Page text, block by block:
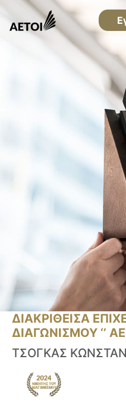
ΔΙΑΚΡΙΘΕΙΣΑ
ΔΙΑΓΩΝΙΣΜΟΥ ‘’
ΤΣΟΓΚΑΣ